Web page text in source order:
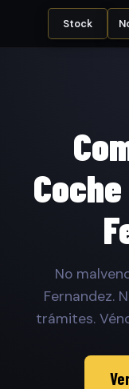
Stock
No
Fernandez.
trámites.